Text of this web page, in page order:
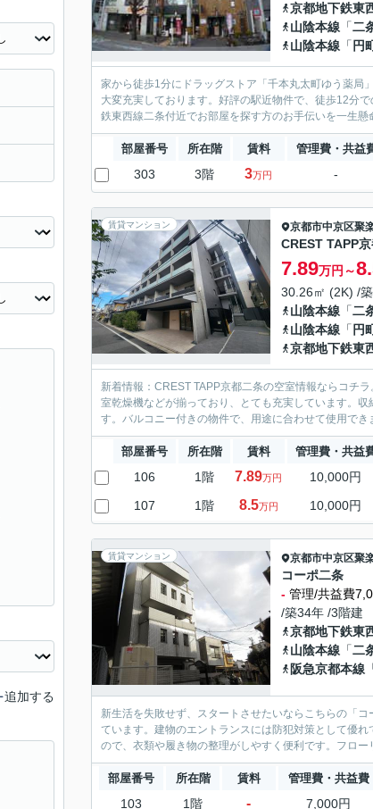
京都地下鉄東
山陰本線 「二
山陰本線 「 円
家から徒歩1分にドラッグストア「千本丸太町ゆう薬局
大変充実しております。好評の駅近物件で、徒歩12分
鉄東西線二条付近でお部屋を探す方のお手伝いを一生
部屋番号 所在階 賃料 管理費・共益
303 3階 3万円 -
賃貸マンション 京都市中京区聚
CREST TAPP
7.89万円～
30.26㎡ (2K) /
山陰本線 「二
山陰本線 「 円
京都地下鉄東
新着情報：CREST TAPP京都二条の空室情報ならコチ
室乾燥機などが揃っており、とても充実しています。
す。バルコニー付きの物件で、用途に合わせて使用で
部屋番号 所在階 賃料 管理費・共益
106 1階 7.89万円 10,000円
107 1階 8.5万円 10,000円
賃貸マンション 京都市中京区聚
コーポ二条
- 管理/共益費
/築34年 /3階建
京都地下鉄東
山陰本線 「二
阪急京都本線
新生活を失敗せず、スタートさせたいならこちらの「
ています。建物のエントランスには防犯対策として優
ので、衣類や履き物の整理がしやすく便利です。フロ
部屋番号 所在階 賃料 管理費・共益費
103 1階 - 7,000円
追加する